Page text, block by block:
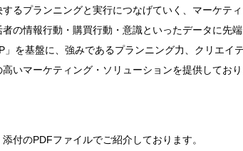
るプランニングと実行につなげていく、マーケテ
の情報行動・購買行動・意識といったデータに先
」を基盤に、強みであるプランニング力、クリエイ
いマーケティング・ソリューションを提供しており
付のPDFファイルでご紹介しております。